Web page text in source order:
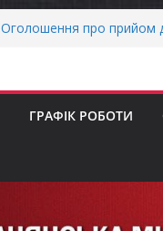
Оголошення про прийом
бізнесу»ГРАФІК РОБОТИ